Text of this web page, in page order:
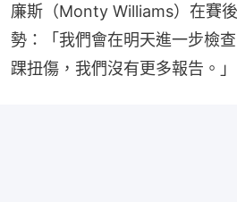
廉斯（Monty Williams）在賽
勢：「我們會在明天進一步檢
踝扭傷，我們沒有更多報告。」